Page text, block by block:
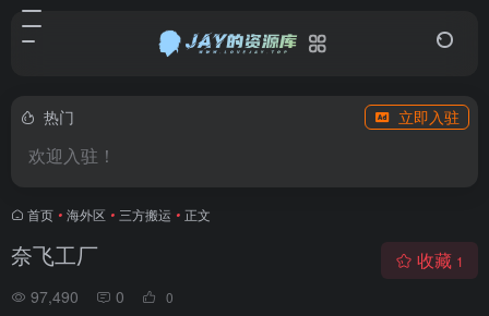
热门 立即入驻
欢迎入驻！
首页 • 海外区 • 三方搬运 • 正文
奈飞工厂
97,490 0 0
收藏 1